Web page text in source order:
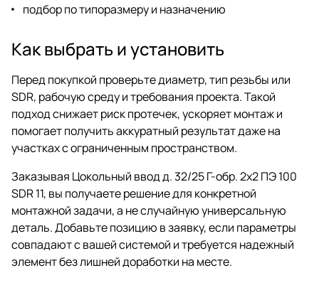
подбор по типоразмеру и назначению
Как выбрать и установить
Перед покупкой проверьте диаметр, тип резьбы или
SDR, рабочую среду и требования проекта. Такой
подход снижает риск протечек, ускоряет монтаж и
помогает получить аккуратный результат даже на
участках с ограниченным пространством.
Заказывая Цокольный ввод д. 32/25 Г-обр. 2х2 ПЭ 100
SDR 11, вы получаете решение для конкретной
монтажной задачи, а не случайную универсальную
деталь. Добавьте позицию в заявку, если параметры
совпадают с вашей системой и требуется надежный
элемент без лишней доработки на месте.